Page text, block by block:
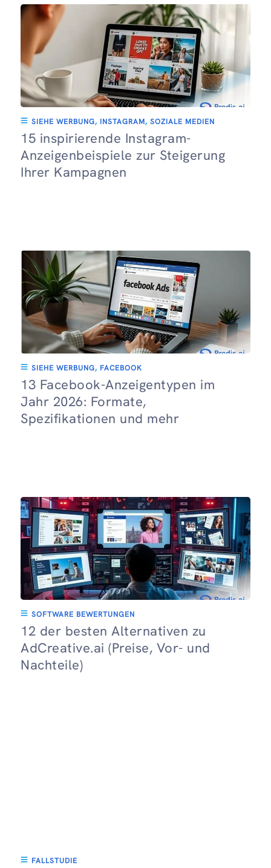
SIEHE WERBUNG, INSTAGRAM, SOZIALE MEDIEN
15 inspirierende Instagram-
Anzeigenbeispiele zur Steigerung
Ihrer Kampagnen
SIEHE WERBUNG, FACEBOOK
13 Facebook-Anzeigentypen im
Jahr 2026: Formate,
Spezifikationen und mehr
SOFTWARE BEWERTUNGEN
12 der besten Alternativen zu
AdCreative.ai (Preise, Vor- und
Nachteile)
FALLSTUDIE